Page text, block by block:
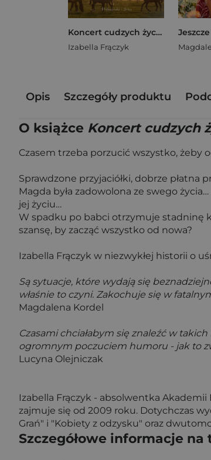
Koncert cudzych życzeń. Stajnia w Pieńkach. Tom 1 wyd. 2024
Izabella Frączyk
Opis Szczegóły produktu
O książce Koncert cudzych
Czasem trzeba porzucić wszystko, żeby
Sprawdzone przyjaciółki, dobrze płatna
Magda była zadowolona ze swego
jej życiu…
W spadku po babci otrzymuje stadninę
szansę, by zacząć wszystko od nowa?
Izabella Frączyk w niezwykłej historii o
Są sytuacje, które wydają się
właśnie to czyni. Zakochuje się w
Magdalena Kordel
Czasami chciałabym się znaleźć w
ogromnym poczuciem humoru - jak to
Lucyna Olejniczak
Izabella Frączyk - absolwentka Akademii
zajmuje się od 2009 roku. Dotychczas
Grań" i "Kobiety z odzysku" oraz
Szczegółowe informacje